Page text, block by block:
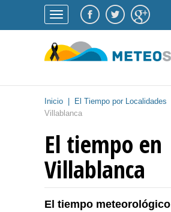
Inicio El Tiempo por Localidades
Villablanca
El tiempo en
Villablanca
El tiempo